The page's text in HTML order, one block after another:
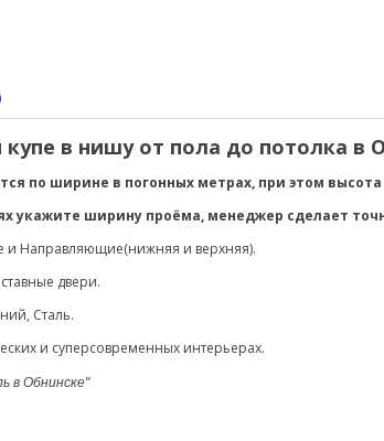
в нишу от пола до потолка в
по ширине в погонных метрах, при этом
укажите ширину проёма, менеджер сделает
и Направляющие(нижняя и верхняя).
двери.
Сталь.
и суперсовременных интерьерах.
в Обнинске"